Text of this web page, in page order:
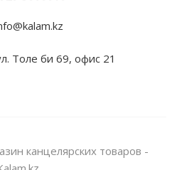
Толе би 69, офис 21
канцелярских товаров -